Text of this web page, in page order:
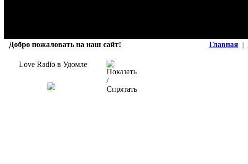
Добро пожаловать на наш сайт! Главная |
Love Radio в Удомле